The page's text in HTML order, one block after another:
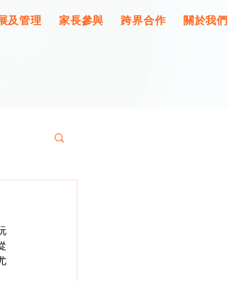
及管理 家長參與 跨界合作 關於我們